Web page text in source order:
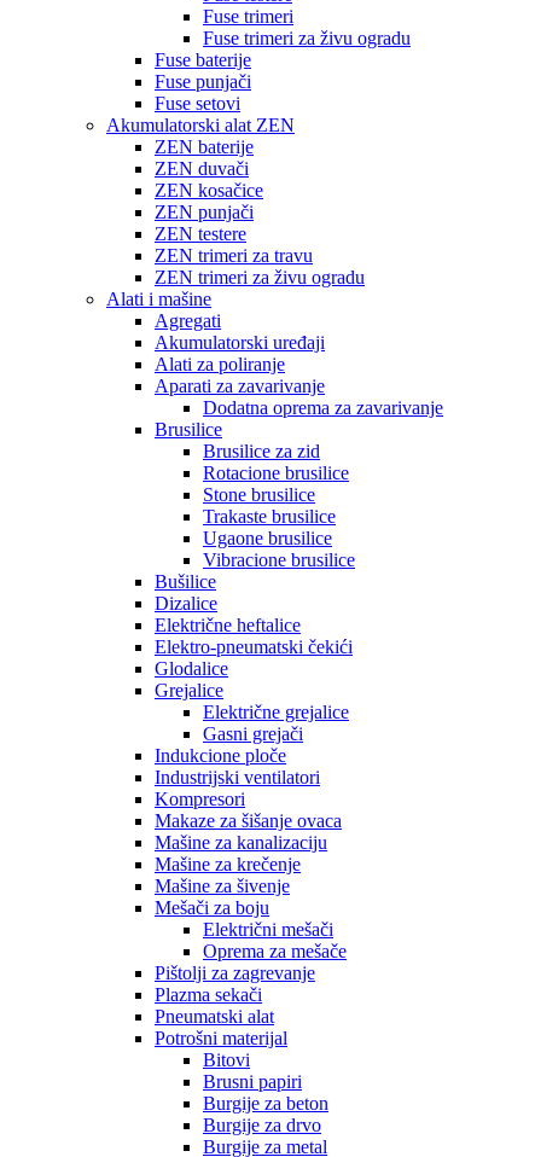
Fuse trimeri
Fuse trimeri za živu ogradu
Fuse baterije
Fuse punjači
Fuse setovi
Akumulatorski alat ZEN
ZEN baterije
ZEN duvači
ZEN kosačice
ZEN punjači
ZEN testere
ZEN trimeri za travu
ZEN trimeri za živu ogradu
Alati i mašine
Agregati
Akumulatorski uređaji
Alati za poliranje
Aparati za zavarivanje
Dodatna oprema za zavarivanje
Brusilice
Brusilice za zid
Rotacione brusilice
Stone brusilice
Trakaste brusilice
Ugaone brusilice
Vibracione brusilice
Bušilice
Dizalice
Električne heftalice
Elektro-pneumatski čekići
Glodalice
Grejalice
Električne grejalice
Gasni grejači
Indukcione ploče
Industrijski ventilatori
Kompresori
Makaze za šišanje ovaca
Mašine za kanalizaciju
Mašine za krečenje
Mašine za šivenje
Mešači za boju
Električni mešači
Oprema za mešače
Pištolji za zagrevanje
Plazma sekači
Pneumatski alat
Potrošni materijal
Bitovi
Brusni papiri
Burgije za beton
Burgije za drvo
Burgije za metal